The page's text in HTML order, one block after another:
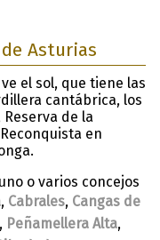
Asturias
el sol, que tiene las
cantábrica, los
de la
en
o varios concejos
, Cabrales, Cangas de
, Peñamellera Alta,